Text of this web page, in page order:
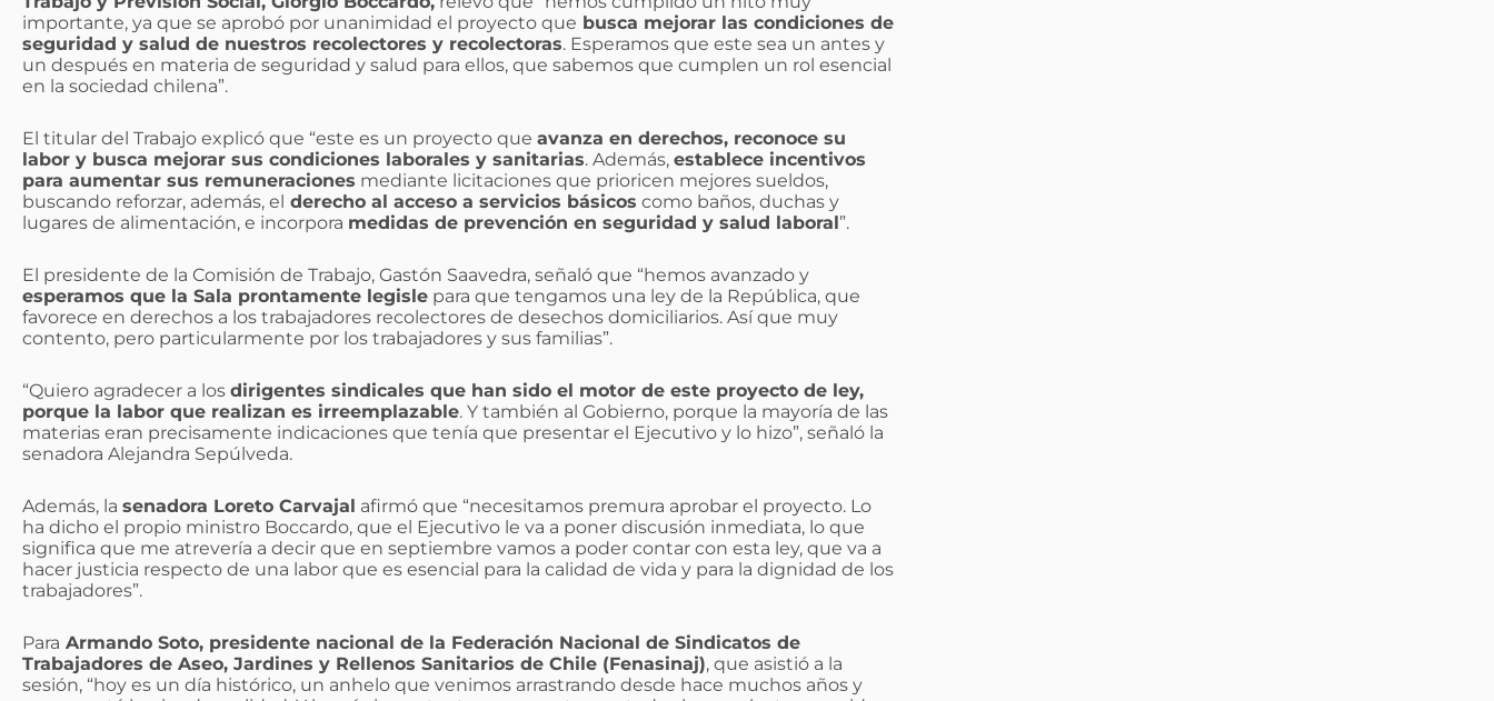
importante, ya que se aprobó por unanimidad el proyecto que busca mejorar las condiciones de
seguridad y salud de nuestros recolectores y recolectoras. Esperamos que este sea un antes y
un después en materia de seguridad y salud para ellos, que sabemos que cumplen un rol esencial
en la sociedad chilena”.
El titular del Trabajo explicó que “este es un proyecto que avanza en derechos, reconoce su
labor y busca mejorar sus condiciones laborales y sanitarias. Además, establece incentivos
para aumentar sus remuneraciones mediante licitaciones que prioricen mejores sueldos,
buscando reforzar, además, el derecho al acceso a servicios básicos como baños, duchas y
lugares de alimentación, e incorpora medidas de prevención en seguridad y salud laboral”.
El presidente de la Comisión de Trabajo, Gastón Saavedra, señaló que “hemos avanzado y
esperamos que la Sala prontamente legisle para que tengamos una ley de la República, que
favorece en derechos a los trabajadores recolectores de desechos domiciliarios. Así que muy
contento, pero particularmente por los trabajadores y sus familias”.
“Quiero agradecer a los dirigentes sindicales que han sido el motor de este proyecto de ley,
porque la labor que realizan es irreemplazable. Y también al Gobierno, porque la mayoría de las
materias eran precisamente indicaciones que tenía que presentar el Ejecutivo y lo hizo”, señaló la
senadora Alejandra Sepúlveda.
Además, la senadora Loreto Carvajal afirmó que “necesitamos premura aprobar el proyecto. Lo
ha dicho el propio ministro Boccardo, que el Ejecutivo le va a poner discusión inmediata, lo que
significa que me atrevería a decir que en septiembre vamos a poder contar con esta ley, que va a
hacer justicia respecto de una labor que es esencial para la calidad de vida y para la dignidad de los
trabajadores”.
Para Armando Soto, presidente nacional de la Federación Nacional de Sindicatos de
Trabajadores de Aseo, Jardines y Rellenos Sanitarios de Chile (Fenasinaj), que asistió a la
sesión, “hoy es un día histórico, un anhelo que venimos arrastrando desde hace muchos años y